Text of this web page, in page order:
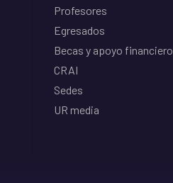
Profesores
Egresados
Becas y apoyo financiero
CRAI
Sedes
UR media